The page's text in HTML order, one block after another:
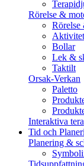
Rörelse &
Bollar
Lek &
Taktilt
Orsak-Verkan
Paletto
Interaktiva
Tid och
Planering &